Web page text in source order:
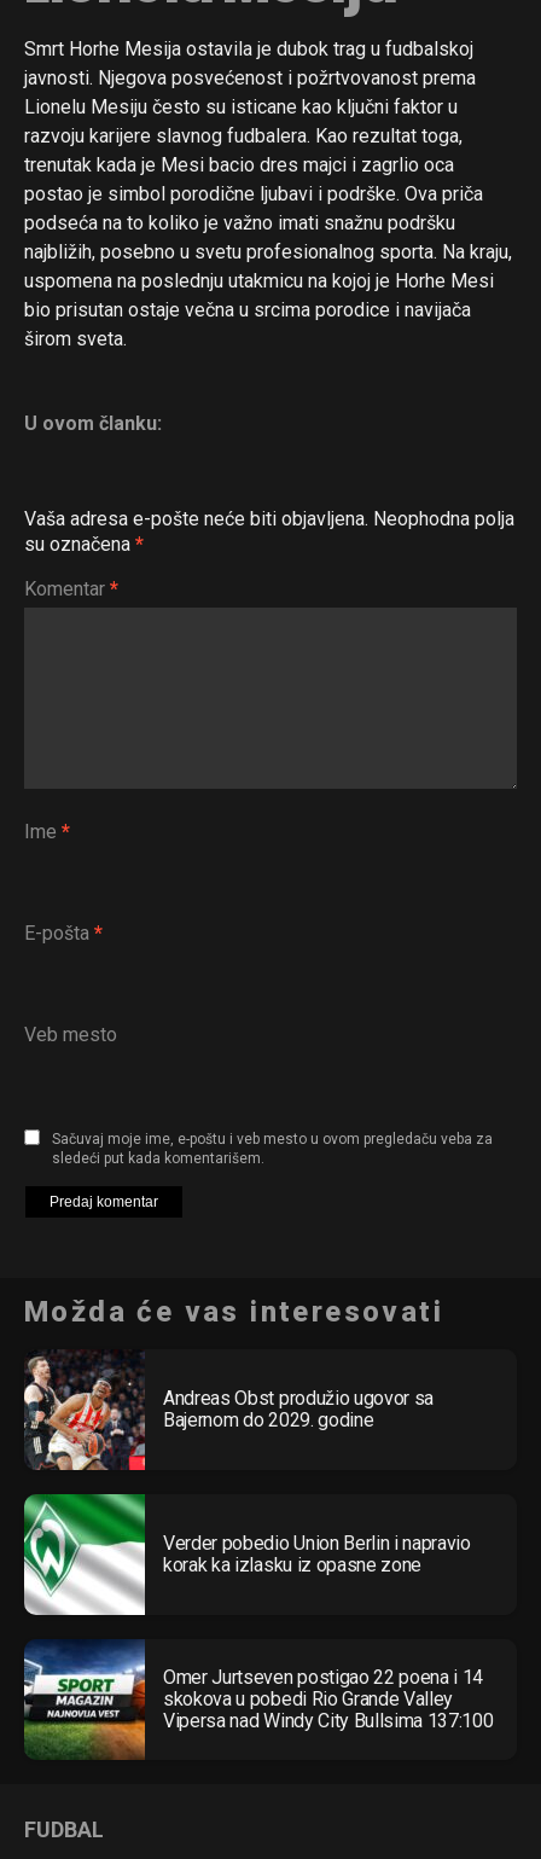
Smrt Horhe Mesija ostavila je dubok trag u fudbalskoj
javnosti. Njegova posvećenost i požrtvovanost prema
Lionelu Mesiju često su isticane kao ključni faktor u
razvoju karijere slavnog fudbalera. Kao rezultat toga,
trenutak kada je Mesi bacio dres majci i zagrlio oca
postao je simbol porodične ljubavi i podrške. Ova priča
podseća na to koliko je važno imati snažnu podršku
najbližih, posebno u svetu profesionalnog sporta. Na kraju,
uspomena na poslednju utakmicu na kojoj je Horhe Mesi
bio prisutan ostaje večna u srcima porodice i navijača
širom sveta.
U ovom članku:
Vaša adresa e-pošte neće biti objavljena. Neophodna polja
su označena *
Komentar *
Ime *
E-pošta *
Veb mesto
Sačuvaj moje ime, e-poštu i veb mesto u ovom pregledaču veba za
sledeći put kada komentarišem.
Možda će vas interesovati
Andreas Obst produžio ugovor sa
Bajernom do 2029. godine
Verder pobedio Union Berlin i napravio
korak ka izlasku iz opasne zone
Omer Jurtseven postigao 22 poena i 14
skokova u pobedi Rio Grande Valley
Vipersa nad Windy City Bullsima 137:100
FUDBAL